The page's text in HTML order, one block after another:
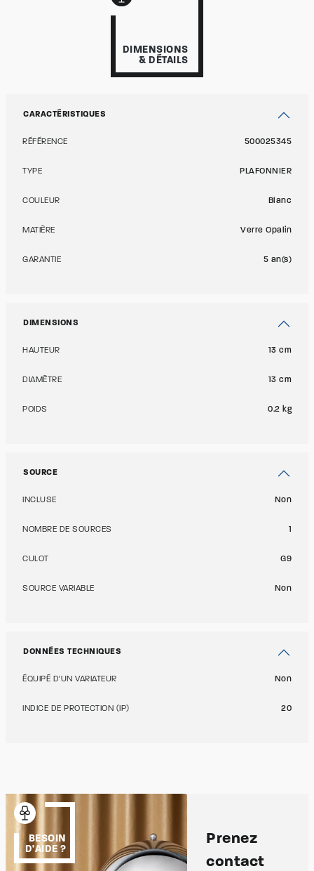
DIMENSIONS
& DÉTAILS
CARACTÉRISTIQUES
RÉFÉRENCE 500025345
TYPE PLAFONNIER
COULEUR Blanc
MATIÈRE Verre Opalin
GARANTIE 5 an(s)
DIMENSIONS
HAUTEUR 13 cm
DIAMÈTRE 13 cm
POIDS 0.2 kg
SOURCE
INCLUSE Non
NOMBRE DE SOURCES 1
CULOT G9
SOURCE VARIABLE Non
DONNÉES TECHNIQUES
ÉQUIPÉ D'UN VARIATEUR Non
INDICE DE PROTECTION (IP) 20
BESOIN
D'AIDE ?
Prenez
contact